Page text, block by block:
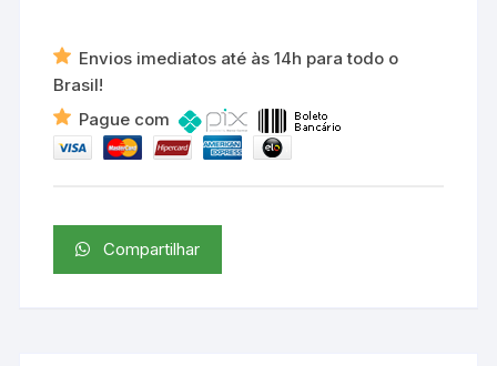
Envios imediatos até às 14h para todo o
Brasil!
Pague com
Compartilhar